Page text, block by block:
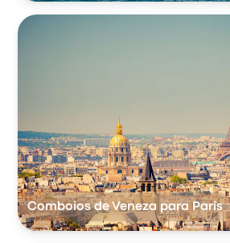
Comboios de Veneza para Paris